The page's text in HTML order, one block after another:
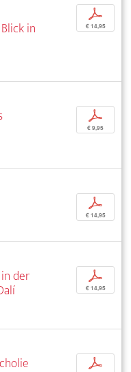
in
p
€ 14,95
p
€ 9,95
p
€ 14,95
der
p
€ 14,95
p